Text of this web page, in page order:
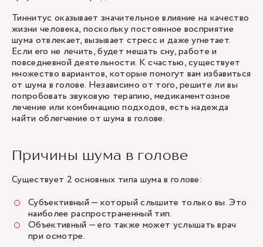
Тиннитус оказывает значительное влияние на качество
жизни человека, поскольку постоянное восприятие
шума отвлекает, вызывает стресс и даже угнетает.
Если его не лечить, будет мешать сну, работе и
повседневной деятельности. К счастью, существует
множество вариантов, которые помогут вам избавиться
от шума в голове. Независимо от того, решите ли вы
попробовать звуковую терапию, медикаментозное
лечение или комбинацию подходов, есть надежда
найти облегчение от шума в голове.
Причины шума в голове
Существует 2 основных типа шума в голове:
Субъективный — который слышите только вы. Это
наиболее распространенный тип.
Объективный — его также может услышать врач
при осмотре.